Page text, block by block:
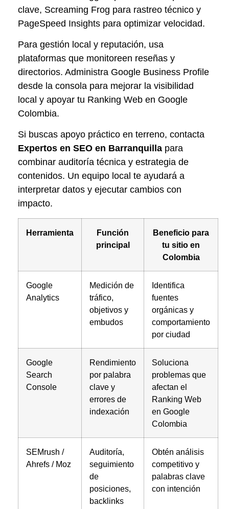
clave, Screaming Frog para rastreo técnico y
PageSpeed Insights para optimizar velocidad.
Para gestión local y reputación, usa
plataformas que monitoreen reseñas y
directorios. Administra Google Business Profile
desde la consola para mejorar la visibilidad
local y apoyar tu Ranking Web en Google
Colombia.
Si buscas apoyo práctico en terreno, contacta
Expertos en SEO en Barranquilla para
combinar auditoría técnica y estrategia de
contenidos. Un equipo local te ayudará a
interpretar datos y ejecutar cambios con
impacto.
Herramienta
Función
principal
Beneficio para
tu sitio en
Colombia
Google
Analytics
Medición de
tráfico,
objetivos y
embudos
Identifica
fuentes
orgánicas y
comportamiento
por ciudad
Google
Search
Console
Rendimiento
por palabra
clave y
errores de
indexación
Soluciona
problemas que
afectan el
Ranking Web
en Google
Colombia
SEMrush /
Ahrefs / Moz
Auditoría,
seguimiento
de
posiciones,
backlinks
Obtén análisis
competitivo y
palabras clave
con intención